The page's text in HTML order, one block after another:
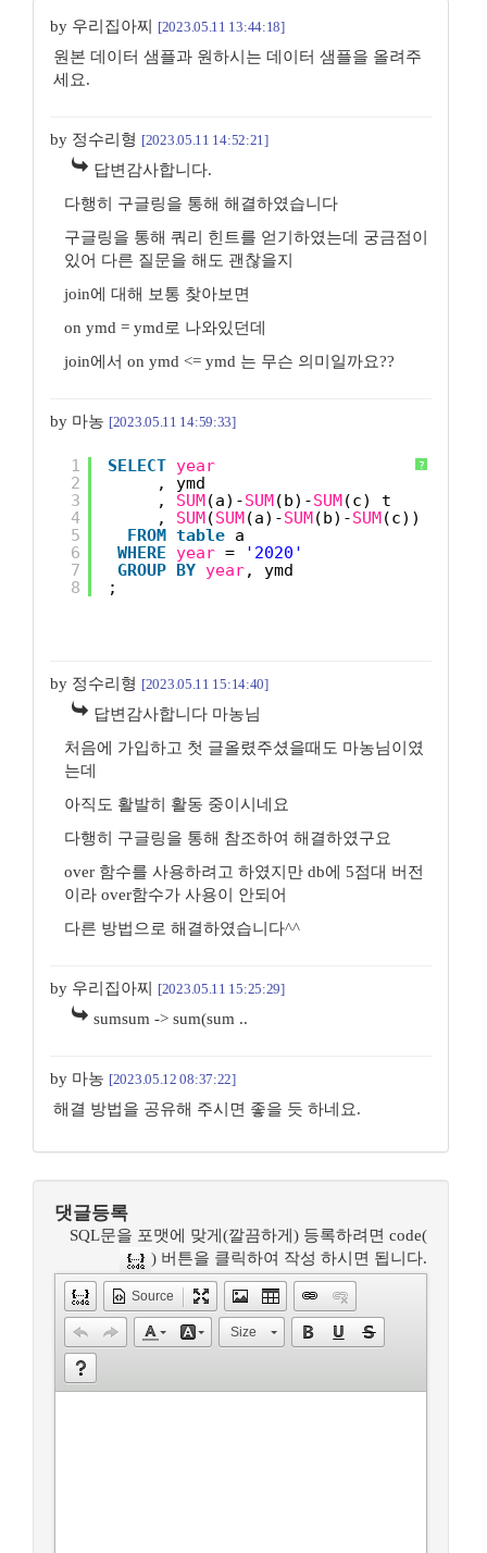
by 우리집아찌 [2023.05.11 13:44:18]
원본 데이터 샘플과 원하시는 데이터 샘플을 올려주
세요.
by 정수리형 [2023.05.11 14:52:21]
답변감사합니다.
다행히 구글링을 통해 해결하였습니다
구글링을 통해 쿼리 힌트를 얻기하였는데 궁금점이
있어 다른 질문을 해도 괜찮을지
join에 대해 보통 찾아보면
on ymd = ymd로 나와있던데
join에서 on ymd <= ymd 는 무슨 의미일까요??
by 마농 [2023.05.11 14:59:33]
?
1
2
3
4
5
6
7
8
SELECT year
, ymd
, SUM(a)-SUM(b)-SUM(c) t
, SUM(SUM(a)-SUM(b)-SUM(c)) OVER(
FROM table a
WHERE
year =
'2020'
GROUP BY year, ymd
;
by 정수리형 [2023.05.11 15:14:40]
답변감사합니다 마농님
처음에 가입하고 첫 글올렸주셨을때도 마농님이였
는데
아직도 활발히 활동 중이시네요
다행히 구글링을 통해 참조하여 해결하였구요
over 함수를 사용하려고 하였지만 db에 5점대 버전
이라 over함수가 사용이 안되어
다른 방법으로 해결하였습니다^^
by 우리집아찌 [2023.05.11 15:25:29]
sumsum -> sum(sum ..
by 마농 [2023.05.12 08:37:22]
해결 방법을 공유해 주시면 좋을 듯 하네요.
댓글등록
SQL문을 포맷에 맞게(깔끔하게) 등록하려면 code(
) 버튼을 클릭하여 작성 하시면 됩니다.
Source
Size